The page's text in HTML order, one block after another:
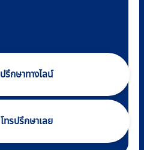
ปรึกษาทางไลน์
โทรปรึกษาเลย